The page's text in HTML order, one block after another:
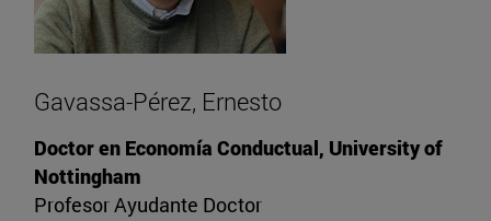
Gavassa-Pérez, Ernesto
Doctor en Economía Conductual, University of
Nottingham
Profesor Ayudante Doctor